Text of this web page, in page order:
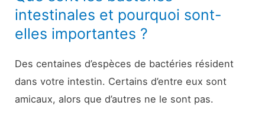
intestinales et pourquoi sont-
elles importantes ?
Des centaines d’espèces de bactéries résident
dans votre intestin. Certains d’entre eux sont
amicaux, alors que d’autres ne le sont pas.